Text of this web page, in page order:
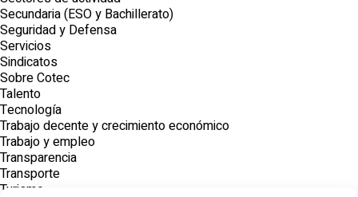
Secundaria (ESO y Bachillerato)
Seguridad y Defensa
Servicios
Sindicatos
Sobre Cotec
Talento
Tecnología
Trabajo decente y crecimiento económico
Trabajo y empleo
Transparencia
Transporte
Turismo